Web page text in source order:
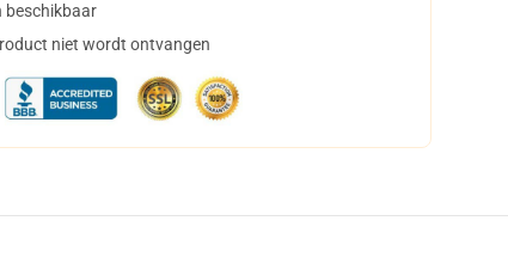
beschikbaar
niet wordt ontvangen